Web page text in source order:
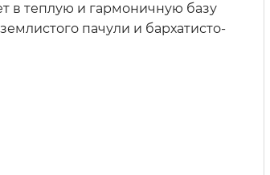
в теплую и гармоничную базу
пачули и бархатисто-